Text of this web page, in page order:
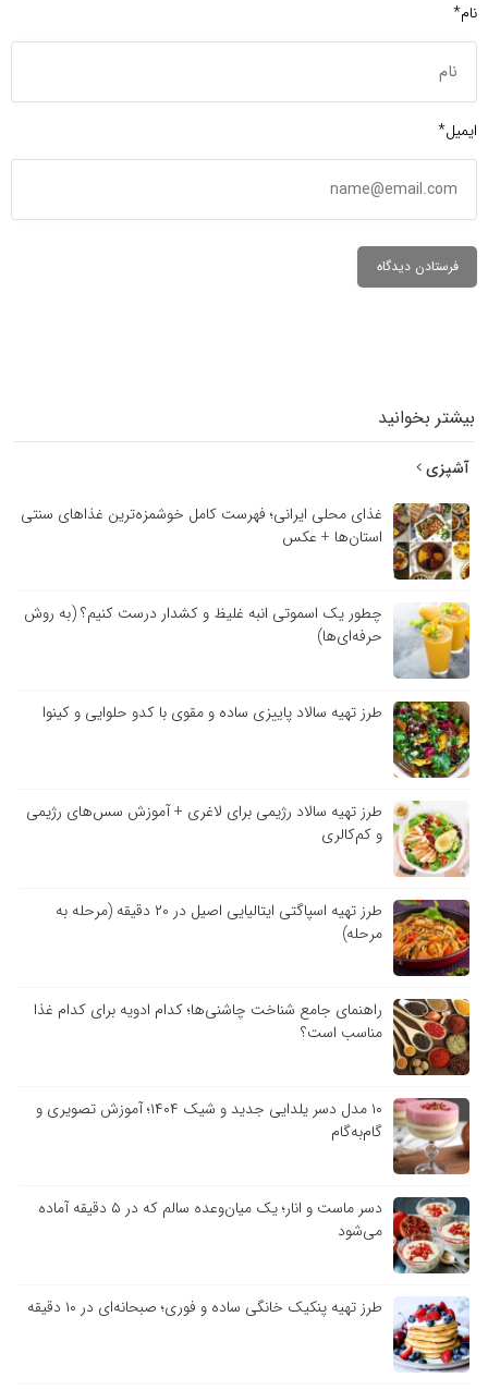
نام*
ایمیل*
بیشتر بخوانید
آشپزی
غذای محلی ایرانی؛ فهرست کامل خوشمزه‌ترین غذاهای سنتی
استان‌ها + عکس
چطور یک اسموتی انبه غلیظ و کشدار درست کنیم؟ (به روش
حرفه‌ای‌ها)
طرز تهیه سالاد پاییزی ساده و مقوی با کدو حلوایی و کینوا
طرز تهیه سالاد رژیمی برای لاغری + آموزش سس‌های رژیمی
و کم‌کالری
طرز تهیه اسپاگتی ایتالیایی اصیل در ۲۰ دقیقه (مرحله به
مرحله)
راهنمای جامع شناخت چاشنی‌ها؛ کدام ادویه برای کدام غذا
مناسب است؟
۱۰ مدل دسر یلدایی جدید و شیک ۱۴۰۴؛ آموزش تصویری و
گام‌به‌گام
دسر ماست و انار؛ یک میان‌وعده سالم که در ۵ دقیقه آماده
می‌شود
طرز تهیه پنکیک خانگی ساده و فوری؛ صبحانه‌ای در ۱۰ دقیقه